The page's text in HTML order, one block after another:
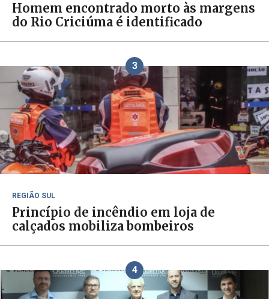
Homem encontrado morto às margens
do Rio Criciúma é identificado
3
REGIÃO SUL
Princípio de incêndio em loja de
calçados mobiliza bombeiros
4